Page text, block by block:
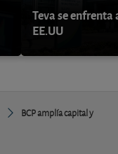
Teva se enfrenta
EE.UU
BCP amplía capital y